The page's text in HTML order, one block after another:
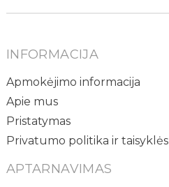
INFORMACIJA
Apmokėjimo informacija
Apie mus
Pristatymas
Privatumo politika ir taisyklės
APTARNAVIMAS